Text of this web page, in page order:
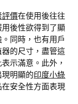
評價在使用後往往
後性欲得到了顯
同時，也有用戶
的尺寸，盡管這
示滿意。此外，
明顯的印度小綠
安全性方面表現